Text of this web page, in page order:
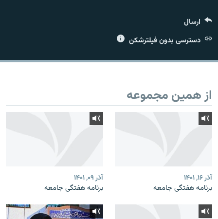
زبان‌های دیگر
ارسال
دسترسی بدون فیلترشکن
از همین مجموعه
آذر ۱۶, ۱۴۰۱
برنامه هفتگی جامعه
آذر ۰۹, ۱۴۰۱
برنامه هفتگی جامعه